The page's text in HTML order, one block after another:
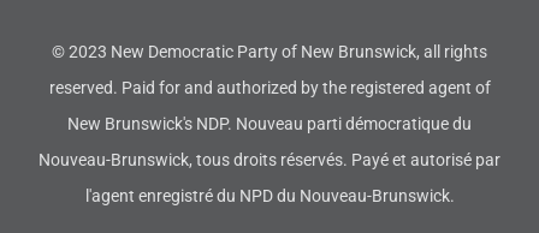
© 2023 New Democratic Party of New Brunswick, all rights
reserved. Paid for and authorized by the registered agent of
New Brunswick's NDP. Nouveau parti démocratique du
Nouveau-Brunswick, tous droits réservés. Payé et autorisé par
l'agent enregistré du NPD du Nouveau-Brunswick.